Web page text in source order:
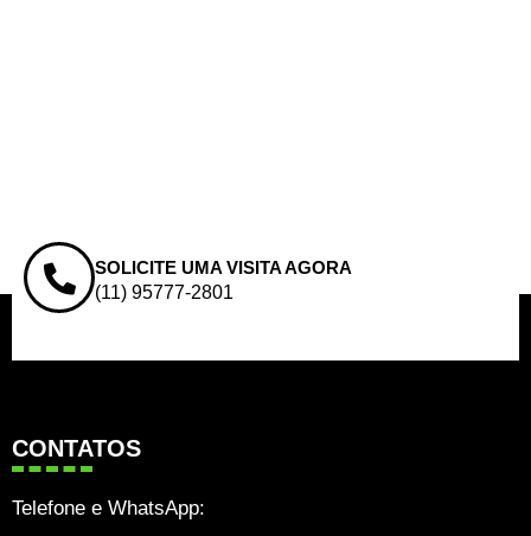
SOLICITE UMA VISITA AGORA
(11) 95777-2801
CONTATOS
Telefone e WhatsApp: